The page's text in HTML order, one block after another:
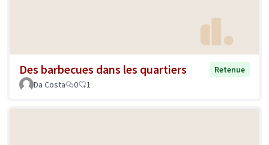
Des barbecues dans les quartiers
Retenue
Da Costa
0 1